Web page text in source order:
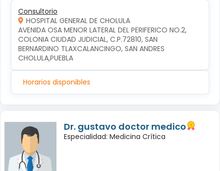
Consultorio
HOSPITAL GENERAL DE CHOLULA
AVENIDA OSA MENOR LATERAL DEL PERIFERICO NO.2,
COLONIA CIUDAD JUDICIAL, C.P.72810, SAN
BERNARDINO TLAXCALANCINGO, SAN ANDRES
CHOLULA,PUEBLA
Horarios disponibles
Dr. gustavo doctor medico
Especialidad: Medicina Crítica